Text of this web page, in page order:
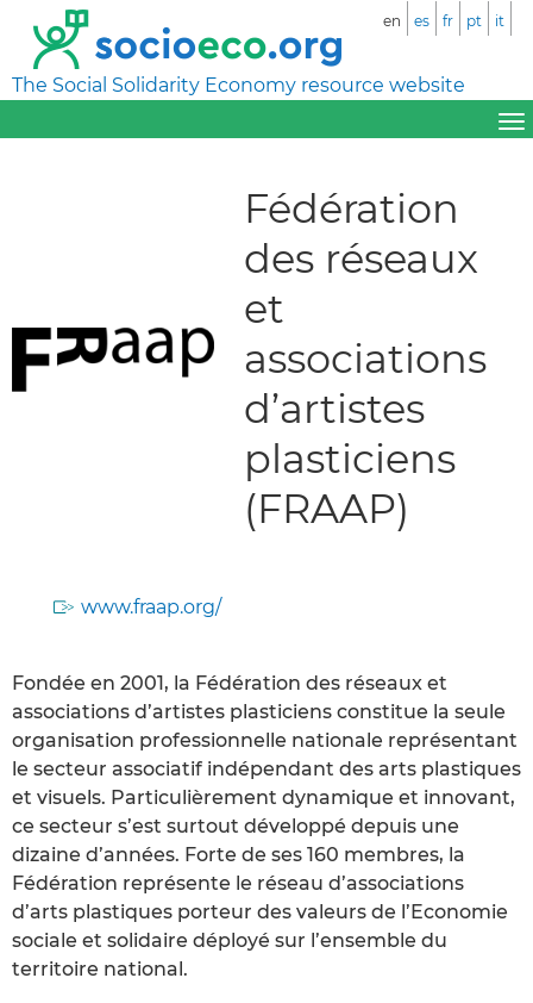
The Social Solidarity Economy resource website
en es fr pt it
Fédération
des réseaux
et
associations
d’artistes
plasticiens
(FRAAP)
www.fraap.org/
Fondée en 2001, la Fédération des réseaux et
associations d’artistes plasticiens constitue la seule
organisation professionnelle nationale représentant
le secteur associatif indépendant des arts plastiques
et visuels. Particulièrement dynamique et innovant,
ce secteur s’est surtout développé depuis une
dizaine d’années. Forte de ses 160 membres, la
Fédération représente le réseau d’associations
d’arts plastiques porteur des valeurs de l’Economie
sociale et solidaire déployé sur l’ensemble du
territoire national.